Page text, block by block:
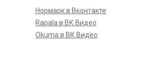
Нормарк в Вконтакте
Rapala в ВК Видео
Okuma в ВК Видео